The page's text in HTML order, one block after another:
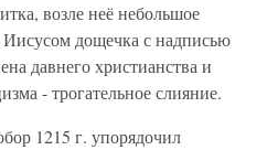
возле неё небольшое
Иисусом дощечка с надписью
давнего христианства и
- трогательное слияние.
1215 г. упорядочил